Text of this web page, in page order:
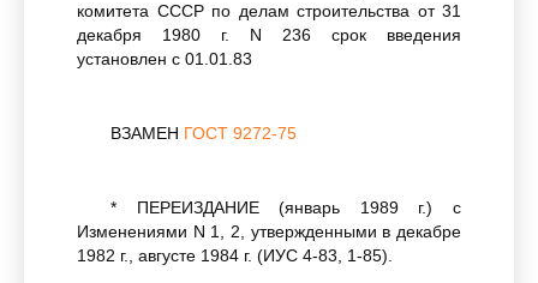
комитета СССР по делам строительства от 31
декабря 1980 г. N 236 срок введения
установлен с 01.01.83
ВЗАМЕН ГОСТ 9272-75
* ПЕРЕИЗДАНИЕ (январь 1989 г.) с
Изменениями N 1, 2, утвержденными в декабре
1982 г., августе 1984 г. (ИУС 4-83, 1-85).